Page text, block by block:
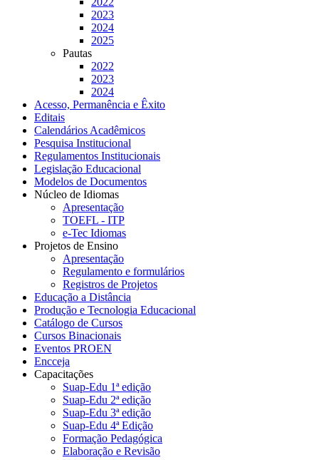
2023
2024
2025
Pautas
2022
2023
2024
Acesso, Permanência e Êxito
Editais
Calendários Acadêmicos
Pesquisa Institucional
Regulamentos Institucionais
Legislação Educacional
Modelos de Documentos
Núcleo de Idiomas
Apresentação
TOEFL - ITP
e-Tec Idiomas
Projetos de Ensino
Apresentação
Regulamento e formulários
Registros de Projetos
Educação a Distância
Produção e Tecnologia Educacional
Catálogo de Cursos
Cursos Binacionais
Eventos PROEN
Encceja
Capacitações
Suap-Edu 1ª edição
Suap-Edu 2ª edição
Suap-Edu 3ª edição
Suap-Edu 4ª Edição
Formação Pedagógica
Elaboração e Revisão